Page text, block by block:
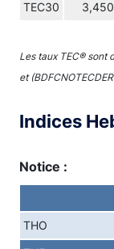
TEC30
Les taux TEC® sont
et
Indices
Notice :
THO